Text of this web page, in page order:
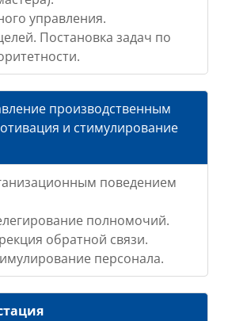
управления.
Постановка задач по
производственным
и стимулирование
поведением
полномочий.
обратной связи.
персонала.